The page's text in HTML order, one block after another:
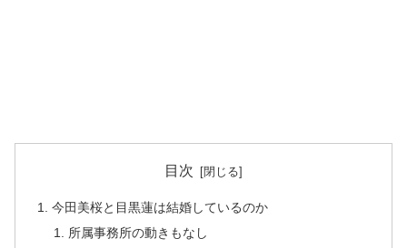
目次
今田美桜と目黒蓮は結婚しているのか
所属事務所の動きもなし